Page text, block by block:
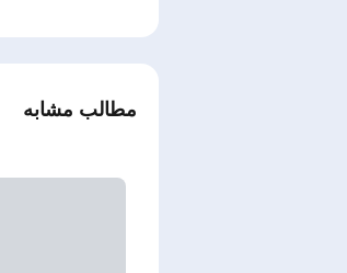
مطالب مشابه